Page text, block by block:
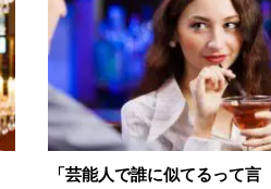
「芸能人で誰に似てるって言